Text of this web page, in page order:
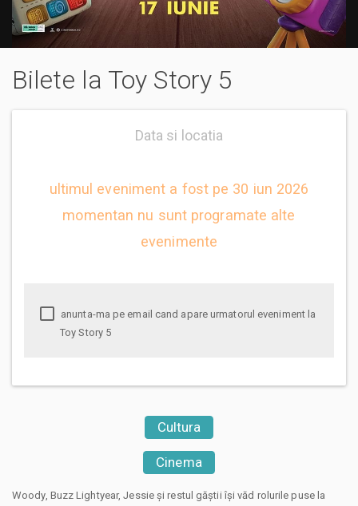
Bilete la Toy Story 5
Data si locatia
ultimul eveniment a fost pe 30 iun 2026
momentan nu sunt programate alte
evenimente
Toy Story 5
Cultura
Cinema
Woody, Buzz Lightyear, Jessie și restul găștii își văd rolurile puse la